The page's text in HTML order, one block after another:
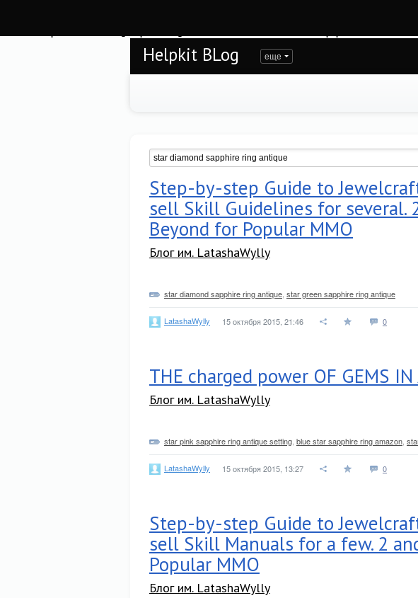
Helpkit BLog еще
Step-by-step Guide to
sell Skill Guidelines for several.
Beyond for Popular MMO
Блог им. LatashaWylly
star diamond sapphire ring antique star green sapphire ring antique
LatashaWylly 15 октября 2015, 21:46 0
THE charged power OF GEMS IN
Блог им. LatashaWylly
star pink sapphire ring antique setting blue star sapphire ring amazon
LatashaWylly 15 октября 2015, 13:27 0
Step-by-step Guide to
sell Skill Manuals for a few. 2
Popular MMO
Блог им. LatashaWylly